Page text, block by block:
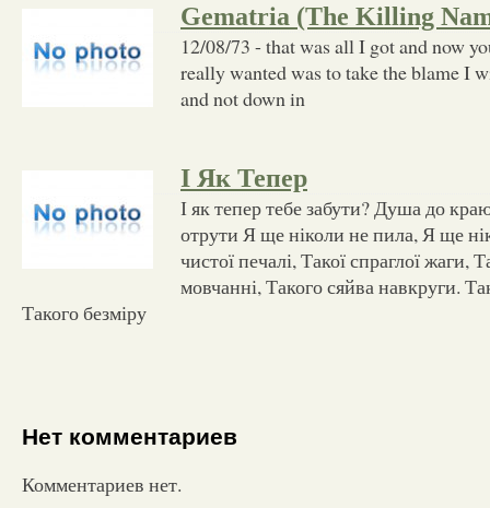
Gematria (The Killing
12/08/73 - that was all I got and now
really wanted was to take the blame I
and not down in
І Як Тепер
І як тепер тебе забути? Душа до
отрути Я ще ніколи не пила, Я ще
чистої печалі, Такої спраглої жаги,
мовчанні, Такого сяйва навкруги.
Такого безміру
Нет комментариев
Комментариев нет.